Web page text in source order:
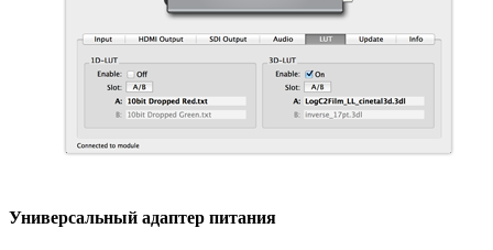
Универсальный адаптер питания